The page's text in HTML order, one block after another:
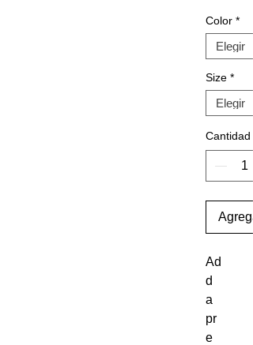
Color *
Size *
Cantidad
Ad
d
a
pr
e